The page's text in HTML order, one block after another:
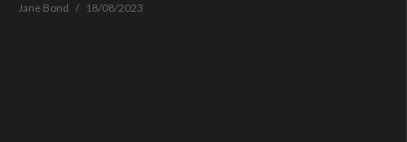
Jane Bond 18/08/2023